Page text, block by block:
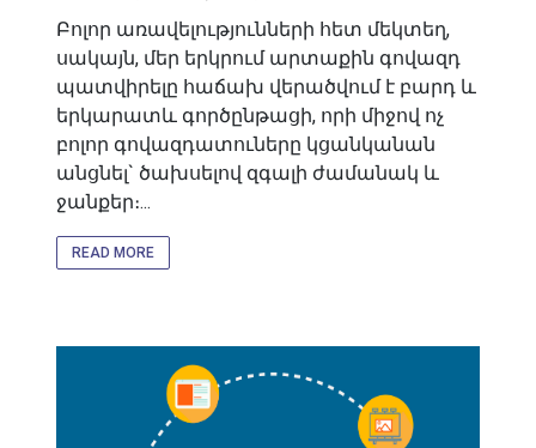
Բոլոր առավելությունների հետ մեկտեղ,
սակայն, մեր երկրում արտաքին գովազդ
պատվիրելը հաճախ վերածվում է բարդ և
երկարատև գործընթացի, որի միջով ոչ
բոլոր գովազդատուները կցանկանան
անցնել` ծախսելով զգալի ժամանակ և
ջանքեր։...
READ MORE